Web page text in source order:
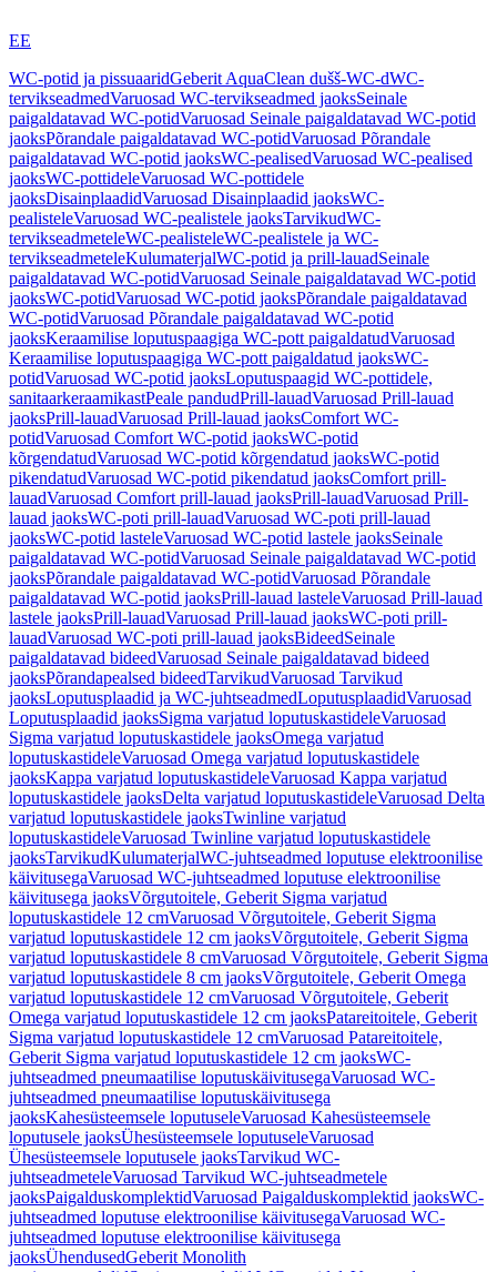
EE
WC-potid ja pissuaaridGeberit AquaClean dušš-WC-dWC-
tervikseadmedVaruosad WC-tervikseadmed jaoksSeinale
paigaldatavad WC-potidVaruosad Seinale paigaldatavad WC-potid
jaoksPõrandale paigaldatavad WC-potidVaruosad Põrandale
paigaldatavad WC-potid jaoksWC-pealisedVaruosad WC-pealised
jaoksWC-pottideleVaruosad WC-pottidele
jaoksDisainplaadidVaruosad Disainplaadid jaoksWC-
pealisteleVaruosad WC-pealistele jaoksTarvikudWC-
tervikseadmeteleWC-pealisteleWC-pealistele ja WC-
tervikseadmeteleKulumaterjalWC-potid ja prill-lauadSeinale
paigaldatavad WC-potidVaruosad Seinale paigaldatavad WC-potid
jaoksWC-potidVaruosad WC-potid jaoksPõrandale paigaldatavad
WC-potidVaruosad Põrandale paigaldatavad WC-potid
jaoksKeraamilise loputuspaagiga WC-pott paigaldatudVaruosad
Keraamilise loputuspaagiga WC-pott paigaldatud jaoksWC-
potidVaruosad WC-potid jaoksLoputuspaagid WC-pottidele,
sanitaarkeraamikastPeale pandudPrill-lauadVaruosad Prill-lauad
jaoksPrill-lauadVaruosad Prill-lauad jaoksComfort WC-
potidVaruosad Comfort WC-potid jaoksWC-potid
kõrgendatudVaruosad WC-potid kõrgendatud jaoksWC-potid
pikendatudVaruosad WC-potid pikendatud jaoksComfort prill-
lauadVaruosad Comfort prill-lauad jaoksPrill-lauadVaruosad Prill-
lauad jaoksWC-poti prill-lauadVaruosad WC-poti prill-lauad
jaoksWC-potid lasteleVaruosad WC-potid lastele jaoksSeinale
paigaldatavad WC-potidVaruosad Seinale paigaldatavad WC-potid
jaoksPõrandale paigaldatavad WC-potidVaruosad Põrandale
paigaldatavad WC-potid jaoksPrill-lauad lasteleVaruosad Prill-lauad
lastele jaoksPrill-lauadVaruosad Prill-lauad jaoksWC-poti prill-
lauadVaruosad WC-poti prill-lauad jaoksBideedSeinale
paigaldatavad bideedVaruosad Seinale paigaldatavad bideed
jaoksPõrandapealsed bideedTarvikudVaruosad Tarvikud
jaoksLoputusplaadid ja WC-juhtseadmedLoputusplaadidVaruosad
Loputusplaadid jaoksSigma varjatud loputuskastideleVaruosad
Sigma varjatud loputuskastidele jaoksOmega varjatud
loputuskastideleVaruosad Omega varjatud loputuskastidele
jaoksKappa varjatud loputuskastideleVaruosad Kappa varjatud
loputuskastidele jaoksDelta varjatud loputuskastideleVaruosad Delta
varjatud loputuskastidele jaoksTwinline varjatud
loputuskastideleVaruosad Twinline varjatud loputuskastidele
jaoksTarvikudKulumaterjalWC-juhtseadmed loputuse elektroonilise
käivitusegaVaruosad WC-juhtseadmed loputuse elektroonilise
käivitusega jaoksVõrgutoitele, Geberit Sigma varjatud
loputuskastidele 12 cmVaruosad Võrgutoitele, Geberit Sigma
varjatud loputuskastidele 12 cm jaoksVõrgutoitele, Geberit Sigma
varjatud loputuskastidele 8 cmVaruosad Võrgutoitele, Geberit Sigma
varjatud loputuskastidele 8 cm jaoksVõrgutoitele, Geberit Omega
varjatud loputuskastidele 12 cmVaruosad Võrgutoitele, Geberit
Omega varjatud loputuskastidele 12 cm jaoksPatareitoitele, Geberit
Sigma varjatud loputuskastidele 12 cmVaruosad Patareitoitele,
Geberit Sigma varjatud loputuskastidele 12 cm jaoksWC-
juhtseadmed pneumaatilise loputuskäivitusegaVaruosad WC-
juhtseadmed pneumaatilise loputuskäivitusega
jaoksKahesüsteemsele loputuseleVaruosad Kahesüsteemsele
loputusele jaoksÜhesüsteemsele loputuseleVaruosad
Ühesüsteemsele loputusele jaoksTarvikud WC-
juhtseadmeteleVaruosad Tarvikud WC-juhtseadmetele
jaoksPaigalduskomplektidVaruosad Paigalduskomplektid jaoksWC-
juhtseadmed loputuse elektroonilise käivitusegaVaruosad WC-
juhtseadmed loputuse elektroonilise käivitusega
jaoksÜhendusedGeberit Monolith